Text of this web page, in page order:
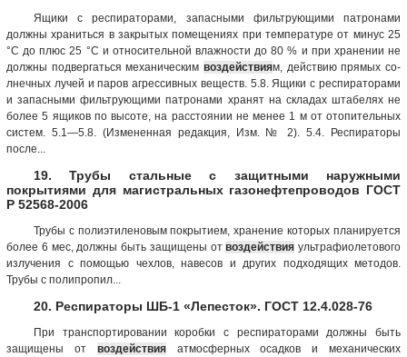
Ящики с респираторами, запасными фильтрующими патронами
должны храниться в закрытых помещениях при температуре от минус 25
°С до плюс 25 °С и относительной влажности до 80 % и при хранении не
должны подвергаться механическим воздействиям, действию прямых со­
лнечных лучей и паров агрессивных веществ. 5.8. Ящики с респираторами
и запасными фильтрующими патронами хранят на складах штабелях не
более 5 ящиков по высоте, на расстоянии не менее 1 м от отопительных
систем. 5.1—5.8. (Измененная редакция, Изм. № 2). 5.4. Респираторы
после...
19. Трубы стальные с защитными наружными
покрытиями для магистральных газонефтепроводов ГОСТ
Р 52568-2006
Трубы с полиэтиленовым покрытием, хранение которых планируется
более 6 мес, должны быть защищены отвоздействия ультрафиолетового
излучения с помощью чехлов, навесов и других подходящих методов.
Трубы с полипропил...
20. Респираторы ШБ-1 «Лепесток». ГОСТ 12.4.028-76
При транспортировании коробки с респираторами должны быть
защищены от воздействияатмосферных осадков и механических